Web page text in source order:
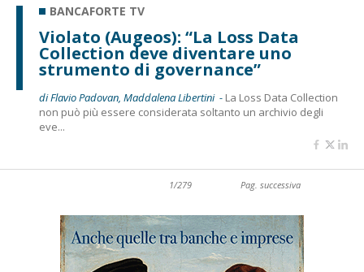
BANCAFORTE TV
Violato (Augeos): “La Loss Data
Collection deve diventare uno
strumento di governance”
di Flavio Padovan, Maddalena Libertini - La Loss Data Collection
non può più essere considerata soltanto un archivio degli
eve...
1/279 Pag. successiva